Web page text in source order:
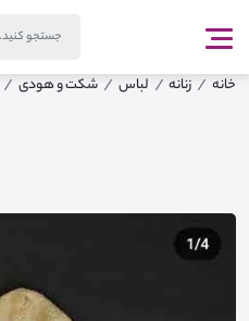
خانه زنانه لباس شکت و هودی